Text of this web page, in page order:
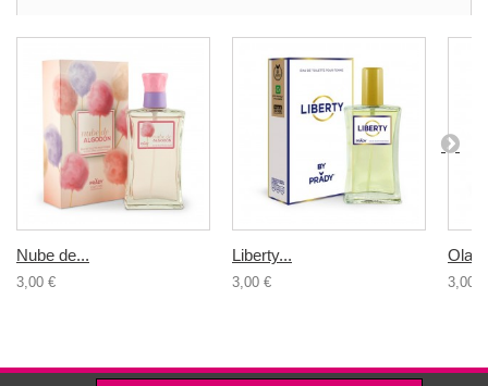
Nube de...
3,00 €
Liberty...
3,00 € 3,00 €